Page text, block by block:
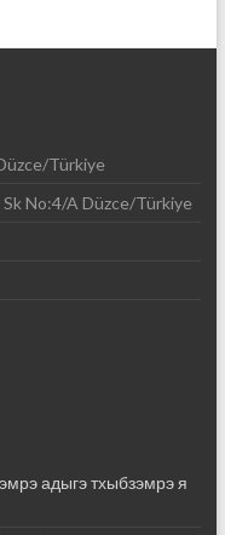
Türkiye
No:4/A Düzce/Türkiye
адыгэ тхыбзэмрэ я